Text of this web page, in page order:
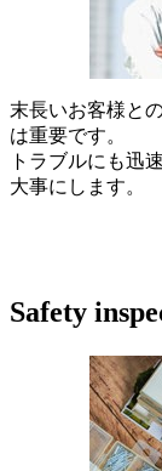
末長いお客様と
は重要です。
トラブルにも迅
大事にします。
Safety